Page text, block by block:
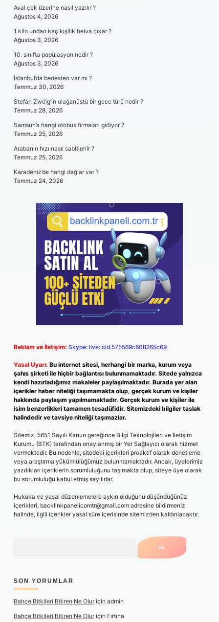
Aval çek üzerine nasıl yazılır ?
Ağustos 4, 2026
1 kilo undan kaç kişilik helva çıkar ?
Ağustos 3, 2026
10. sınıfta popülasyon nedir ?
Ağustos 3, 2026
İstanbul’da bedesten var mı ?
Temmuz 30, 2026
Stefan Zweig’in olağanüstü bir gece türü nedir ?
Temmuz 28, 2026
Samsun’a hangi otobüs firmaları gidiyor ?
Temmuz 25, 2026
Arabanın hızı nasıl sabitlenir ?
Temmuz 25, 2026
Karadeniz’de hangi dağlar var ?
Temmuz 24, 2026
Reklam ve İletişim: Skype: live:.cid.575569c608265c69
Yasal Uyarı: Bu internet sitesi, herhangi bir marka, kurum veya
şahıs şirketi ile hiçbir bağlantısı bulunmamaktadır. Sitede yalnızca
kendi hazırladığımız makaleler paylaşılmaktadır. Burada yer alan
içerikler haber niteliği taşımamakta olup, gerçek kurum ve kişiler
hakkında paylaşım yapılmamaktadır. Gerçek kurum ve kişiler ile
isim benzerlikleri tamamen tesadüfidir. Sitemizdeki bilgiler taslak
halindedir ve tavsiye niteliği taşımazlar.
Sitemiz, 5651 Sayılı Kanun gereğince Bilgi Teknolojileri ve İletişim
Kurumu (BTK) tarafından onaylanmış bir Yer Sağlayıcı olarak hizmet
vermektedir. Bu nedenle, sitedeki içerikleri proaktif olarak denetleme
veya araştırma yükümlülüğümüz bulunmamaktadır. Ancak, üyelerimiz
yazdıkları içeriklerin sorumluluğunu taşımakta olup, siteye üye olarak
bu sorumluluğu kabul etmiş sayılırlar.
Hukuka ve yasal düzenlemelere aykırı olduğunu düşündüğünüz
içerikleri, backlinkpanelicomtr@gmail.com adresine bildirmeniz
halinde, ilgili içerikler yasal süre içerisinde sitemizden kaldırılacaktır.
SON YORUMLAR
Bahçe Bitkileri Bitiren Ne Oluriçin admin
Bahçe Bitkileri Bitiren Ne Oluriçin Fırtına